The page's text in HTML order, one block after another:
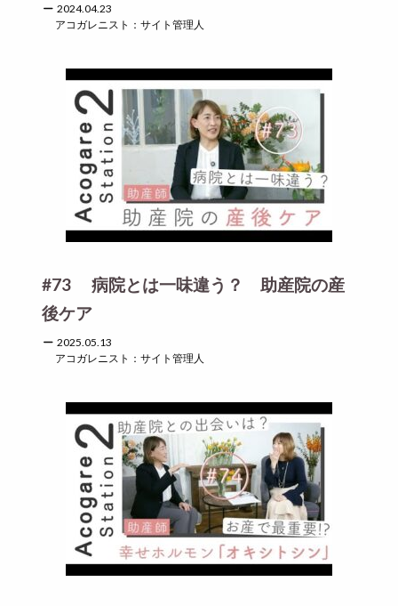
2024.04.23
アコガレニスト：サイト管理人
#73 病院とは一味違う？ 助産院の産
後ケア
2025.05.13
アコガレニスト：サイト管理人